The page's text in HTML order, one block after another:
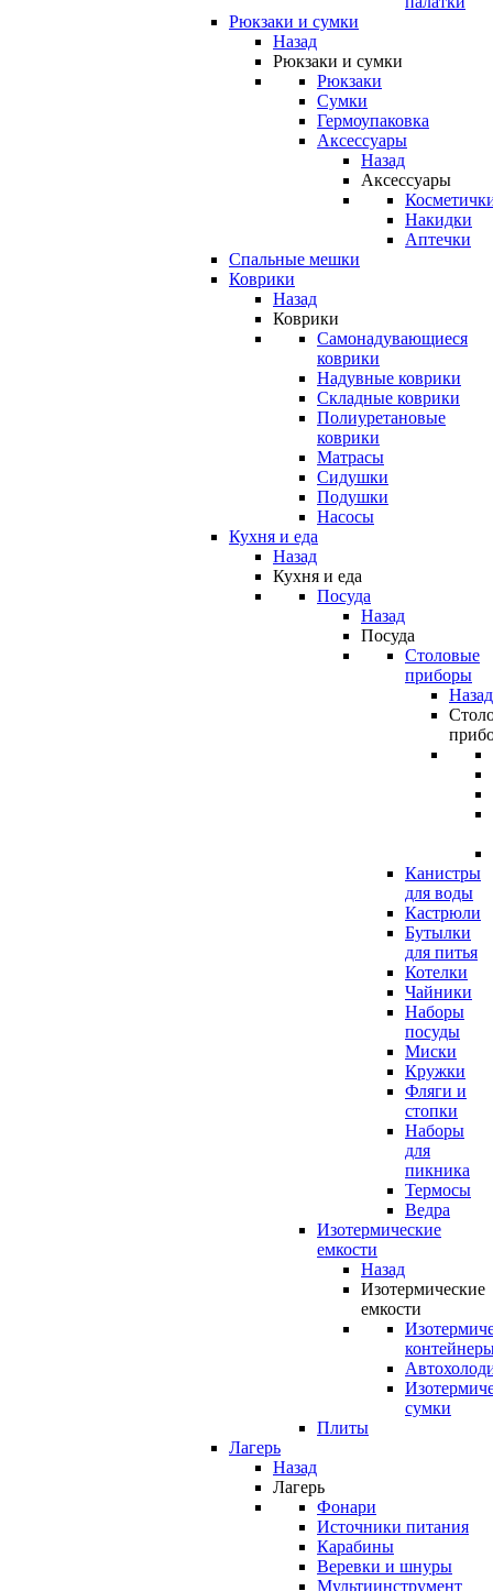
Рюкзаки и сумки
Назад
Рюкзаки и сумки
Рюкзаки
Сумки
Гермоупаковка
Аксессуары
Назад
Аксессуары
Накидки
Аптечки
Спальные мешки
Коврики
Назад
Коврики
Самонадувающиеся
коврики
Надувные коврики
Складные коврики
Полиуретановые
коврики
Матрасы
Сидушки
Подушки
Насосы
Кухня и еда
Назад
Кухня и еда
Посуда
Назад
Посуда
Столовые
приборы
Назад
Канистры
для воды
Кастрюли
Бутылки
для питья
Котелки
Чайники
Наборы
посуды
Миски
Кружки
Фляги и
стопки
Наборы
для
пикника
Термосы
Ведра
Изотермические
емкости
Назад
Изотермические
емкости
сумки
Плиты
Лагерь
Назад
Лагерь
Фонари
Источники питания
Карабины
Веревки и шнуры
Мультиинструмент